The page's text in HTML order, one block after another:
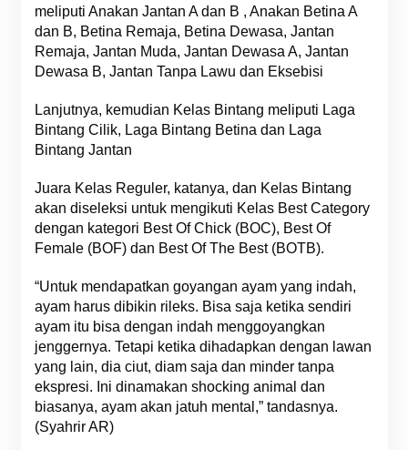
meliputi Anakan Jantan A dan B , Anakan Betina A
dan B, Betina Remaja, Betina Dewasa, Jantan
Remaja, Jantan Muda, Jantan Dewasa A, Jantan
Dewasa B, Jantan Tanpa Lawu dan Eksebisi
Lanjutnya, kemudian Kelas Bintang meliputi Laga
Bintang Cilik, Laga Bintang Betina dan Laga
Bintang Jantan
Juara Kelas Reguler, katanya, dan Kelas Bintang
akan diseleksi untuk mengikuti Kelas Best Category
dengan kategori Best Of Chick (BOC), Best Of
Female (BOF) dan Best Of The Best (BOTB).
“Untuk mendapatkan goyangan ayam yang indah,
ayam harus dibikin rileks. Bisa saja ketika sendiri
ayam itu bisa dengan indah menggoyangkan
jenggernya. Tetapi ketika dihadapkan dengan lawan
yang lain, dia ciut, diam saja dan minder tanpa
ekspresi. Ini dinamakan shocking animal dan
biasanya, ayam akan jatuh mental,” tandasnya.
(Syahrir AR)